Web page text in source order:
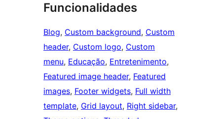
Funcionalidades
Blog, Custom background, Custom
header, Custom logo, Custom
menu, Educação, Entretenimento
Featured image header, Featured
images, Footer widgets, Full width
template, Grid layout, Right sidebar